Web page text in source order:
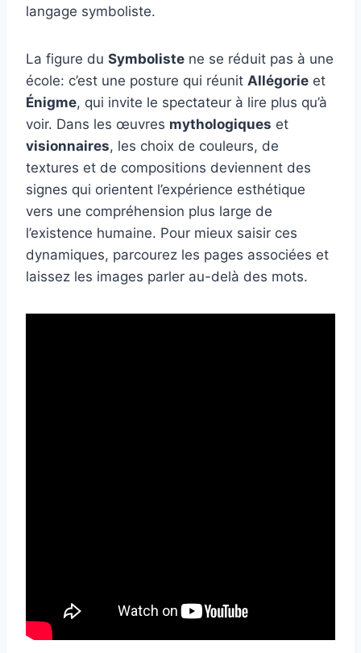
langage symboliste.
La figure du Symboliste ne se réduit pas à une
école: c’est une posture qui réunit Allégorie et
Énigme, qui invite le spectateur à lire plus qu’à
voir. Dans les œuvres mythologiques et
visionnaires, les choix de couleurs, de
textures et de compositions deviennent des
signes qui orientent l’expérience esthétique
vers une compréhension plus large de
l’existence humaine. Pour mieux saisir ces
dynamiques, parcourez les pages associées et
laissez les images parler au-delà des mots.